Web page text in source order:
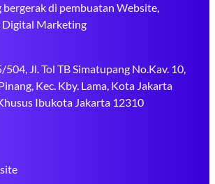
bergerak di pembuatan Website,
Digital Marketing
Jl. Tol TB Simatupang No.Kav. 10,
Kec. Kby. Lama, Kota Jakarta
Ibukota Jakarta 12310